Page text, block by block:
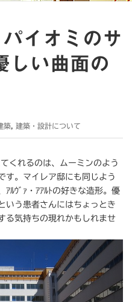
イオミのサ
い曲面の
築 建築・設計について
くれるのは、ムーミンのよう
す。マイレア邸にも同じよう
ｱﾙｳﾞｧ・ｱｱﾙﾄの好きな造形。優
いう患者さんにはちょっとき
る気持ちの現れかもしれませ